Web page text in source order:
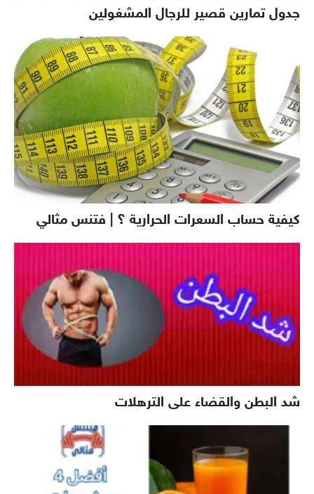
جدول تمارين قصير للرجال المشغولين
كيفية حساب السعرات الحرارية ؟ | فتنس مثالي
شد البطن والقضاء على الترهلات